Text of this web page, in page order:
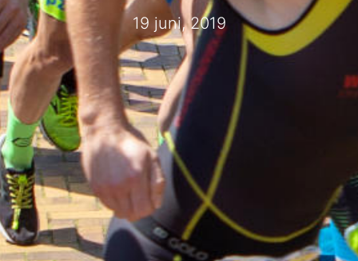
19 juni, 2019